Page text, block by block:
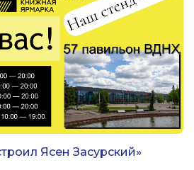
Ясен Засурский»